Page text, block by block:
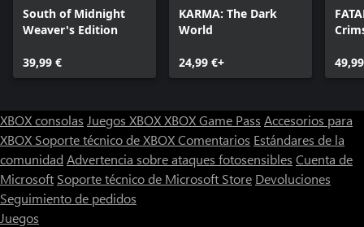
South of Midnight
Weaver's Edition
39,99 €
KARMA: The Dark
World
24,99 €+
XBOX consolas Juegos XBOXXBOX Game Pass Accesorios para
XBOX Soporte técnico de XBOXComentarios Estándares de la
comunidad Advertencia sobre ataques fotosensibles Cuenta de
Microsoft Soporte técnico de Microsoft Store Devoluciones
Seguimiento de pedidos
Juegos